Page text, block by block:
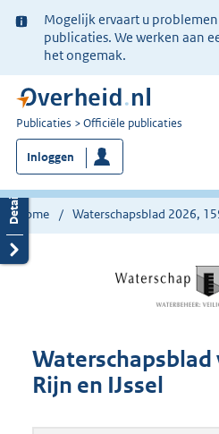
Ter
informatie:
Mogelijk ervaart u
publicaties. We werken aan
het ongemak.
U
bent
nu
hier:
Publicaties Officiële publicaties
Inloggen
Home Waterschapsblad 2026,
Waterschapsblad
Rijn en IJssel